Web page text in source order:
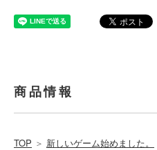
商品情報
TOP ＞ 新しいゲーム始めました。